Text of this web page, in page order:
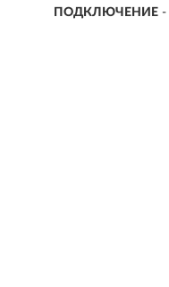
ПОДКЛЮЧЕНИЕ -